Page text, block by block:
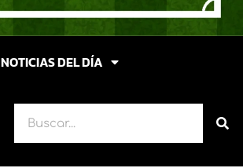
NOTICIAS DEL DÍA